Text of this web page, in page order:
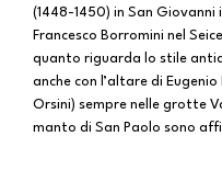
(1448-1450) in San
Francesco Borromini nel
quanto riguarda lo stile
anche con l’altare di
Orsini) sempre nelle grotte
manto di San Paolo sono